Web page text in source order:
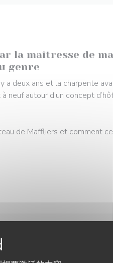
la maîtresse de
genre
a deux ans et la charpente
autour d’un concept
de Maffliers et comment